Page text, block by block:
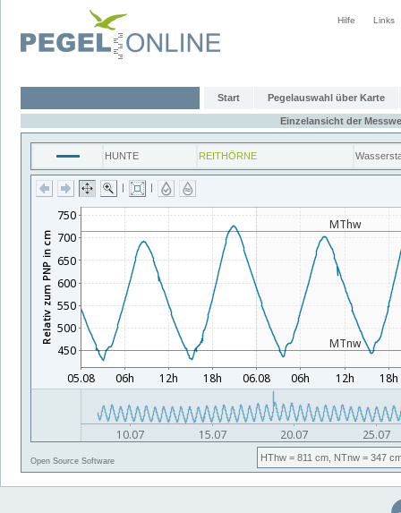
Hilfe Links
Start Pegelauswahl über Karte
Einzelansicht der
HUNTE REITHÖRNE
| |
Open Source Software HThw = 811 cm, NTnw = 347